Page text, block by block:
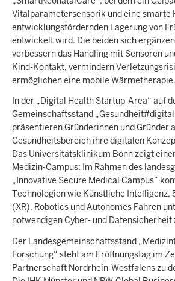
Vitalparametersensorik und eine smarte
entwicklungsfördernden Lagerung von
entwickelt wird. Die beiden sich
verbessern das Handling mit Sensoren
Kind-Kontakt, vermindern
ermöglichen eine mobile Wärmetherapie.
In der „Digital Health Startup-Area“ auf
Gemeinschaftsstand
präsentieren Gründerinnen und Gründer
Gesundheitsbereich ihre digitalen
Das Universitätsklinikum Bonn zeigt
Medizin-Campus: Im Rahmen des
„Innovative Secure Medical Campus“
Technologien wie Künstliche Intelligenz,
(XR), Robotics und Autonomes Fahren
notwendigen Cyber- und Datensicherheit
Der Landesgemeinschaftsstand
Forschung“ steht am Eröffnungstag im
Partnerschaft Nordrhein-Westfalens zu